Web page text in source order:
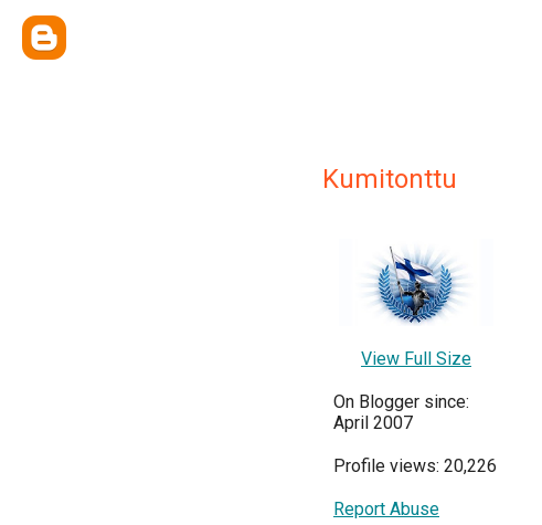
Kumitonttu
View Full Size
On Blogger since:
April 2007
Profile views: 20,226
Report Abuse